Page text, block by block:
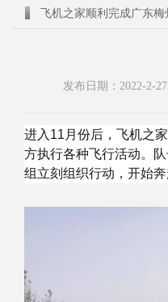
飞机之家顺利完成广东
发布日期：2022-2-
进入11月份后，飞机之
方执行各种飞行活动。
组立刻组织行动，开始